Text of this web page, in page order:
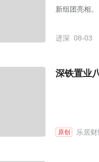
新组团亮相。
进深 08-03
深铁置业
原创 乐居